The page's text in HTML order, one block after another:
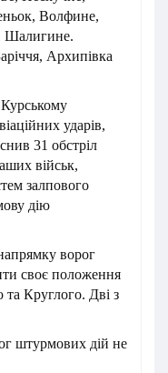
Волфине,
Шалигине.
Архипівка
ударів,
31 обстріл
військ,
залпового
дію
ворог
своє положення
Круглого. Дві з
штурмових дій не